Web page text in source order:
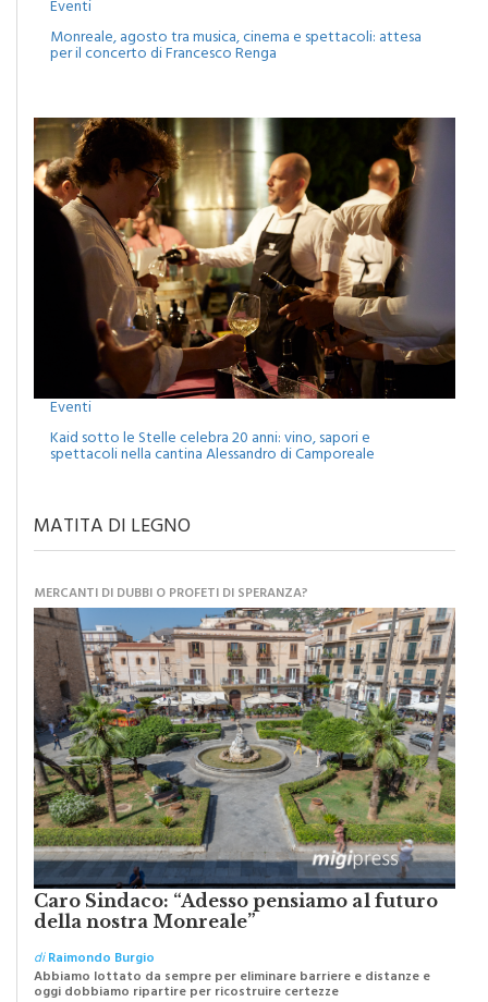
Eventi
Monreale, agosto tra musica, cinema e spettacoli: attesa
Eventi
Kaid sotto le Stelle celebra 20 anni: vino, sapori e
MATITA DI LEGNO
MERCANTI DI DUBBI O PROFETI DI SPERANZA?
Caro Sindaco: “Adesso pensiamo al futuro
della nostra Monreale”
diRaimondo Burgio